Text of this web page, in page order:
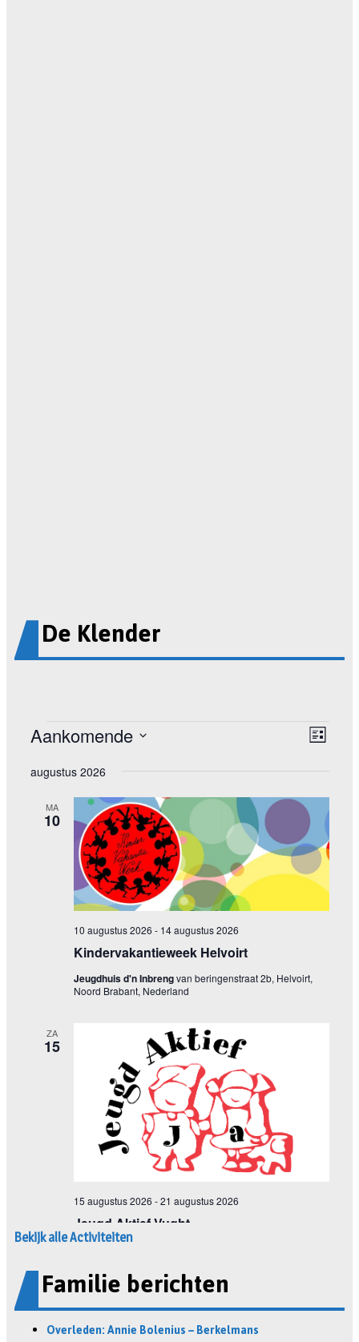
De Klender
Bekijk alle Activiteiten
Familie berichten
Overleden: Annie Bolenius – Berkelmans